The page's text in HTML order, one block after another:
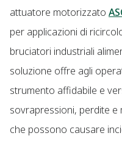
attuatore motorizzato
per applicazioni di
bruciatori industriali
soluzione offre agli
strumento affidabile e
sovrapressioni, perdite e
che possono causare